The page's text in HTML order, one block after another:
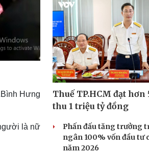
Hưng
là nữ
Thuế TP.HCM đạt hơn
thu 1 triệu tỷ đồng
Phấn đấu tăng trưởng
ngân 100% vốn đầu tư
năm 2026